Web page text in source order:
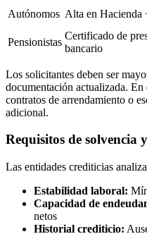
Autónomos Alta en Hacienda
Pensionistas
Certificado de
bancario
Los solicitantes deben ser
documentación actualizada. En
contratos de arrendamiento o
adicional.
Requisitos de solvencia
Las entidades crediticias
Estabilidad laboral:
Capacidad de
netos
Historial crediticio: